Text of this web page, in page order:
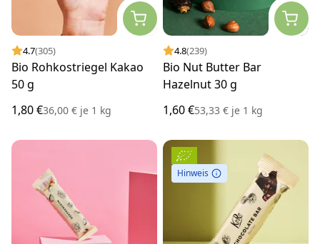
4.7(305)
Bio Rohkostriegel Kakao
50 g
1,80 €36,00 € je 1 kg
4.8(239)
Bio Nut Butter Bar
Hazelnut 30 g
1,60 €53,33 € je 1 kg
Hinweis